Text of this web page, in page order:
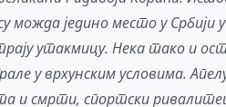
можда једино место у Србији
утакмицу. Нека тако и
у врхунским условима.
и смрти, спортски